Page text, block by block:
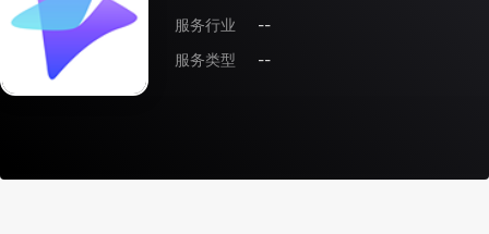
服务行业
--
服务类型
--